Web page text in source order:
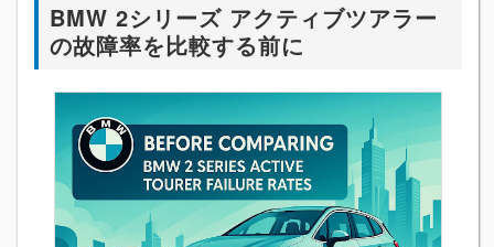
BMW 2シリーズ アクティブツアラー
の故障率を比較する前に